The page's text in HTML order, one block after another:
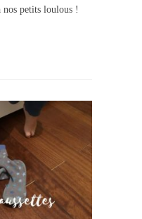
nos petits loulous !